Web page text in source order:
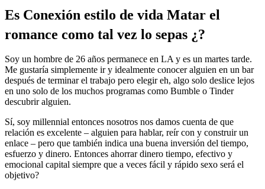
Es Conexión estilo de vida Matar el
romance como tal vez lo sepas ¿?
Soy un hombre de 26 años permanece en LA y es un martes tarde.
Me gustaría simplemente ir y idealmente conocer alguien en un bar
después de terminar el trabajo pero elegir eh, algo solo deslice lejos
en uno solo de los muchos programas como Bumble o Tinder
descubrir alguien.
Sí, soy millennial entonces nosotros nos damos cuenta de que
relación es excelente – alguien para hablar, reír con y construir un
enlace – pero que también indica una buena inversión del tiempo,
esfuerzo y dinero. Entonces ahorrar dinero tiempo, efectivo y
emocional capital siempre que a veces fácil y rápido sexo será el
objetivo?